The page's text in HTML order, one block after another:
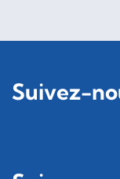
Suivez-